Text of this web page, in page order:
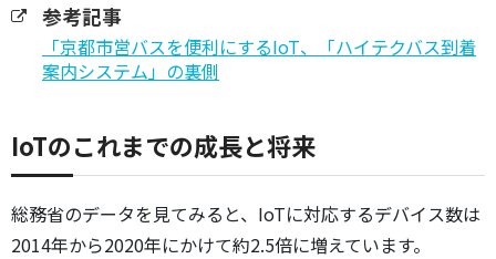
参考記事
「京都市営バスを便利にするIoT、「ハイテクバス到着
案内システム」の裏側
IoTのこれまでの成長と将来
総務省のデータを見てみると、IoTに対応するデバイス数は
2014年から2020年にかけて約2.5倍に増えています。